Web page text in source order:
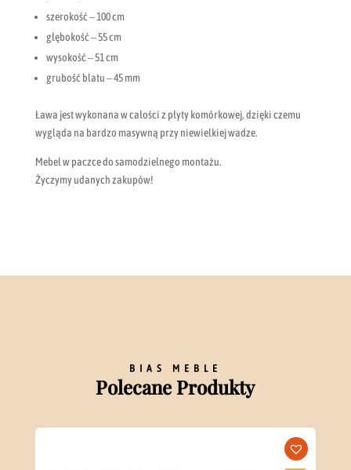
szerokość – 100 cm
głębokość – 55 cm
wysokość – 51 cm
grubość blatu – 45 mm
Ława jest wykonana w całości z płyty komórkowej, dzięki czemu
wygląda na bardzo masywną przy niewielkiej wadze.
Mebel w paczce do samodzielnego montażu.
Życzymy udanych zakupów!
BIAS MEBLE
Polecane Produkty